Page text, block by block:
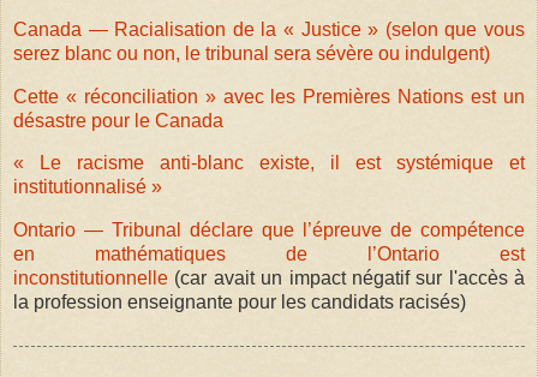
Canada — Racialisation de la « Justice » (selon que vous
serez blanc ou non, le tribunal sera sévère ou indulgent)
Cette « réconciliation » avec les Premières Nations est un
désastre pour le Canada
« Le racisme anti-blanc existe, il est systémique et
institutionnalisé »
Ontario — Tribunal déclare que l’épreuve de compétence
en mathématiques de l’Ontario est
inconstitutionnelle (car avait un impact négatif sur l'accès à
la profession enseignante pour les candidats racisés)